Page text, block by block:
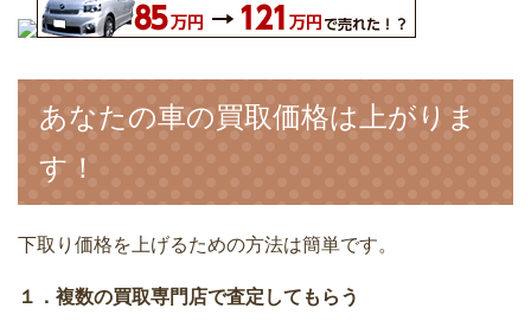
あなたの車の買取価格は上がりま
す！
下取り価格を上げるための方法は簡単です。
１．複数の買取専門店で査定してもらう